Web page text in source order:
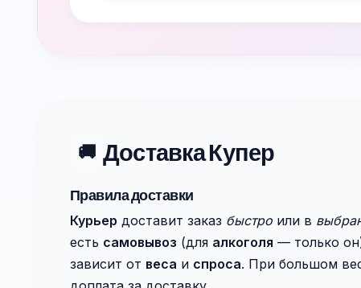
🚚 Доставка Купер
Правила доставки
Курьер доставит заказ быстро или в
есть самовывоз (для алкоголя — только
зависит от веса и спроса. При большом